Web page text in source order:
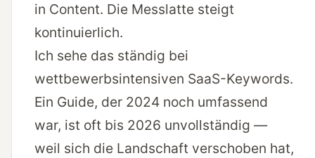
in Content. Die Messlatte steigt
kontinuierlich.
Ich sehe das ständig bei
wettbewerbsintensiven SaaS-Keywords.
Ein Guide, der 2024 noch umfassend
war, ist oft bis 2026 unvollständig —
weil sich die Landschaft verschoben hat,